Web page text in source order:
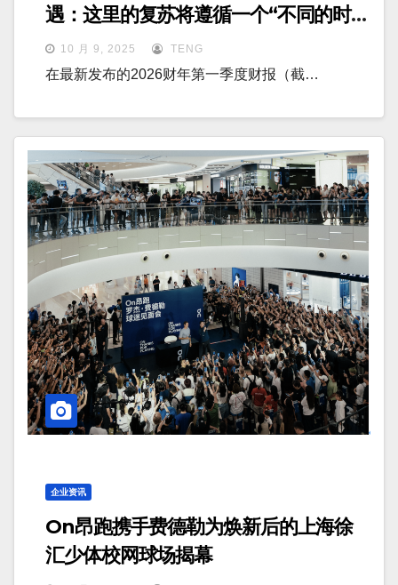
遇：这里的复苏将遵循一个“不同的时间
表”10 月 9, 2025 TENG
在最新发布的2026财年第一季度财报（截…
企业资讯
On昂跑携手费德勒为焕新后的上海徐
汇少体校网球场揭幕